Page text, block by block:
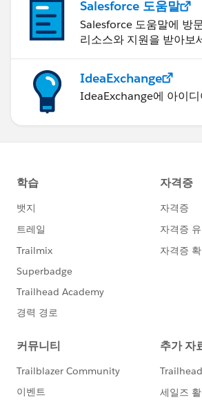
Salesforce 도움말
Salesforce 도움말에 방
리소스와 지원을 받아보
IdeaExchange
IdeaExchange에 아이